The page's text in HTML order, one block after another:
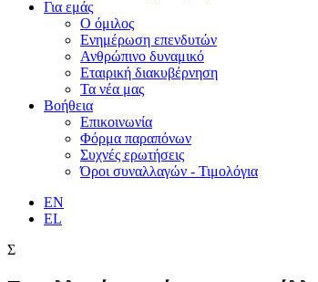
Για εμάς
Ο όμιλος
Ενημέρωση επενδυτών
Ανθρώπινο δυναμικό
Εταιρική διακυβέρνηση
Τα νέα μας
Βοήθεια
Επικοινωνία
Φόρμα παραπόνων
Συχνές ερωτήσεις
Όροι συναλλαγών - Τιμολόγια
EN
EL
Σ